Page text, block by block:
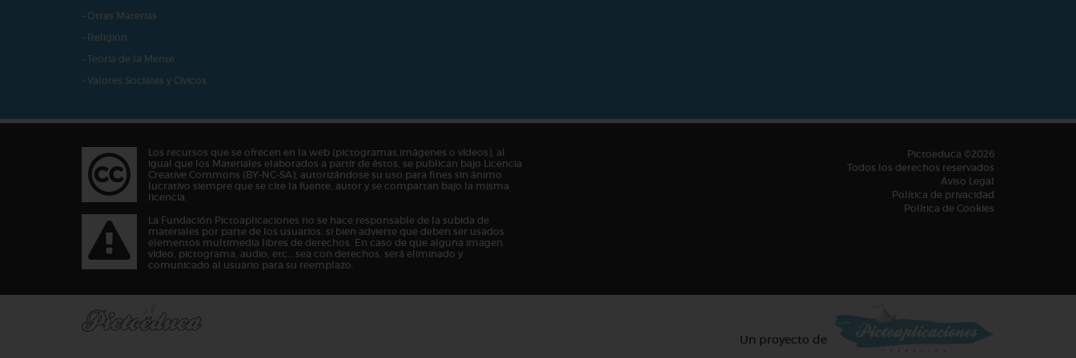
- Otras Materias
- Religión
- Teoría de la Mente
- Valores Sociales y Cívicos
Los recursos que se ofrecen en la web (pictogramas,imágenes o vídeos), al
igual que los Materiales elaborados a partir de éstos, se publican bajo Licencia
Creative Commons (BY-NC-SA), autorizándose su uso para fines sin ánimo
lucrativo siempre que se cite la fuente, autor y se compartan bajo la misma
licencia.
La Fundación Pictoaplicaciones no se hace responsable de la subida de
materiales por parte de los usuarios, si bien advierte que deben ser usados
elementos multimedia libres de derechos. En caso de que alguna imagen,
vídeo, pictograma, audio, etc… sea con derechos, será eliminado y
comunicado al usuario para su reemplazo.
Pictoeduca ©2026
Todos los derechos reservados
Aviso Legal
Política de privacidad
Política de Cookies
Un proyecto de